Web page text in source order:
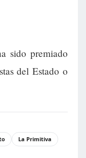
sido premiado
del Estado o
La Primitiva